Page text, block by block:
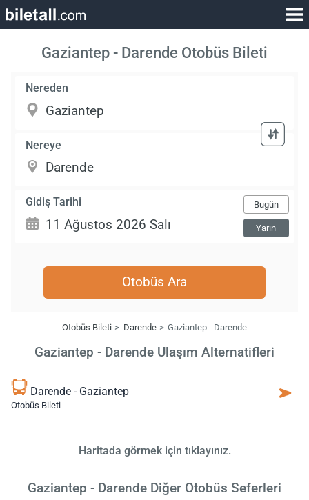
Gaziantep - Darende Otobüs Bileti
Nereden
Nereye
Gidiş Tarihi Bugün
Yarın
Otobüs Ara
Otobüs Bileti Darende Gaziantep - Darende
Gaziantep - Darende Ulaşım Alternatifleri
Darende - Gaziantep
Otobüs Bileti
Haritada görmek için tıklayınız.
Gaziantep - Darende Diğer Otobüs Seferleri